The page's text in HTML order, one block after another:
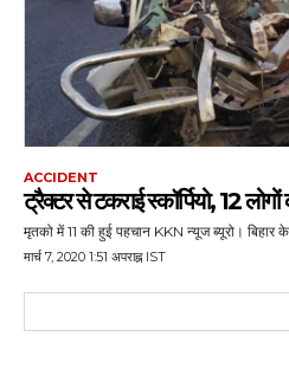
ACCIDENT
ट्रैक्टर से टकराई स्कॉर्पियो, 12 लोगों
मृतको में 11 की हुई पहचान KKN न्यूज ब्यूरो।
मार्च 7, 2020 1:51 अपराह्न IST